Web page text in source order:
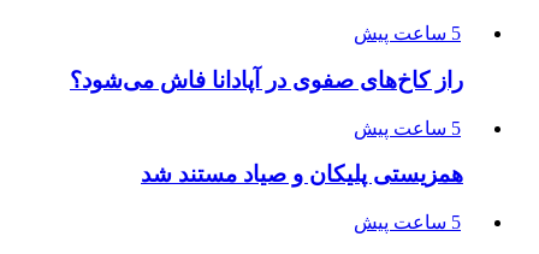
5 ساعت پیش
راز کاخ‌های صفوی در آپادانا فاش می‌شود؟
5 ساعت پیش
همزیستی پلیکان و صیاد مستند شد
5 ساعت پیش